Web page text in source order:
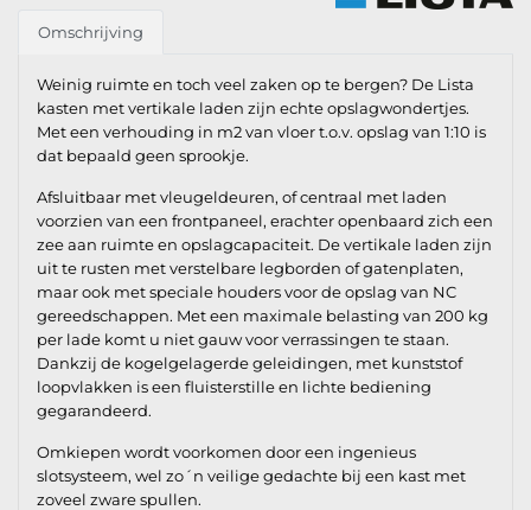
Omschrijving
Weinig ruimte en toch veel zaken op te bergen? De Lista
kasten met vertikale laden zijn echte opslagwondertjes.
Met een verhouding in m2 van vloer t.o.v. opslag van 1:10 is
dat bepaald geen sprookje.
Afsluitbaar met vleugeldeuren, of centraal met laden
voorzien van een frontpaneel, erachter openbaard zich een
zee aan ruimte en opslagcapaciteit. De vertikale laden zijn
uit te rusten met verstelbare legborden of gatenplaten,
maar ook met speciale houders voor de opslag van NC
gereedschappen. Met een maximale belasting van 200 kg
per lade komt u niet gauw voor verrassingen te staan.
Dankzij de kogelgelagerde geleidingen, met kunststof
loopvlakken is een fluisterstille en lichte bediening
gegarandeerd.
Omkiepen wordt voorkomen door een ingenieus
slotsysteem, wel zo´n veilige gedachte bij een kast met
zoveel zware spullen.